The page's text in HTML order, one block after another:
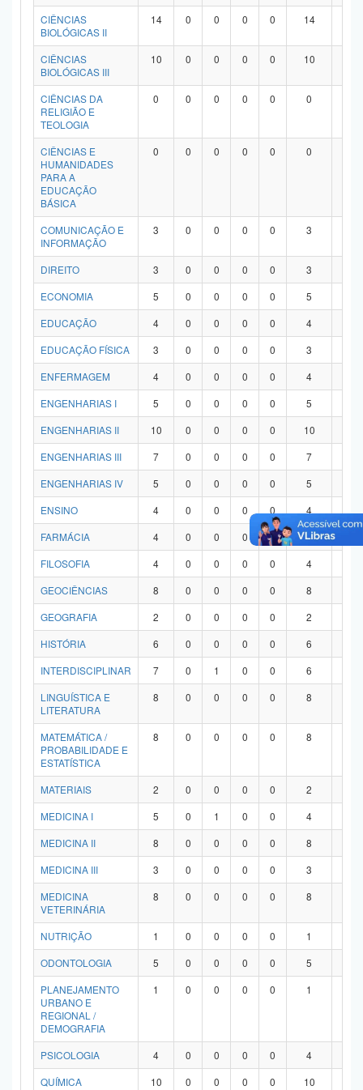
CIÊNCIAS
BIOLÓGICAS II
14 0 0 0 0 14
CIÊNCIAS
BIOLÓGICAS III
10 0 0 0 0 10
CIÊNCIAS DA
RELIGIÃO E
TEOLOGIA
0 0 0 0 0 0
CIÊNCIAS E
HUMANIDADES
PARA A
EDUCAÇÃO
BÁSICA
0 0 0 0 0 0
COMUNICAÇÃO E
INFORMAÇÃO
3 0 0 0 0 3
DIREITO 3 0 0 0 0 3
ECONOMIA
5 0 0 0 0 5
EDUCAÇÃO
4 0 0 0 0 4
EDUCAÇÃO FÍSICA
3 0 0 0 0 3
ENFERMAGEM
4 0 0 0 0 4
ENGENHARIAS I
5 0 0 0 0 5
ENGENHARIAS II
10 0 0 0 0 10
ENGENHARIAS III
7 0 0 0 0 7
ENGENHARIAS IV
5 0 0 0 0 5
ENSINO
4 0 0 0 0 4
FARMÁCIA
4 0 0 0 0 4
FILOSOFIA
4 0 0 0 0 4
GEOCIÊNCIAS
8 0 0 0 0 8
GEOGRAFIA
2 0 0 0 0 2
HISTÓRIA
6 0 0 0 0 6
INTERDISCIPLINAR
7 0 1 0 0 6
LINGUÍSTICA E
LITERATURA
8 0 0 0 0 8
MATEMÁTICA /
PROBABILIDADE E
ESTATÍSTICA
8 0 0 0 0 8
MATERIAIS 2 0 0 0 0 2
MEDICINA I
5 0 1 0 0 4
MEDICINA II
8 0 0 0 0 8
MEDICINA III
3 0 0 0 0 3
MEDICINA
VETERINÁRIA
8 0 0 0 0 8
NUTRIÇÃO 1 0 0 0 0 1
ODONTOLOGIA
5 0 0 0 0 5
PLANEJAMENTO
URBANO E
REGIONAL /
DEMOGRAFIA
1 0 0 0 0 1
PSICOLOGIA 4 0 0 0 0 4
QUÍMICA
10 0 0 0 0 10